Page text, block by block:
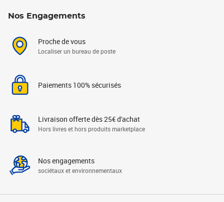
Nos Engagements
Proche de vous
Localiser un bureau de poste
Paiements 100% sécurisés
Livraison offerte dès 25€ d'achat
Hors livres et hors produits marketplace
Nos engagements
sociétaux et environnementaux